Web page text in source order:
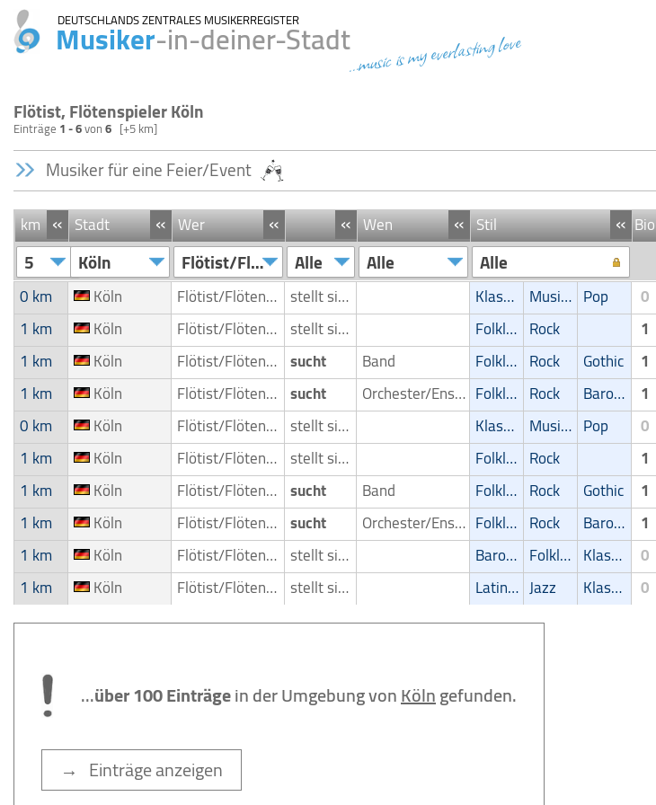
DEUTSCHLANDS ZENTRALES MUSIKERREGISTER
Musiker-in-deiner-Stadt...music is my everlasting love
Flötist, Flötenspieler Köln
Einträge 1 - 6von6 [+5 km]
Musiker für eine Feier/Event
km « Stadt « Wer « « Wen « Stil « Bio
5 Köln Flötist/Flötenspieler Alle Alle Alle
0 km Köln Flötist/Flötenspieler stellt sich vor Klassik Musical Pop 0
1 km Köln Flötist/Flötenspieler stellt sich vor Folklore Rock 1
1 km Köln Flötist/Flötenspieler sucht Band Folklore Rock Gothic 1
1 km Köln Flötist/Flötenspieler sucht Orchester/Ensemble Folklore Rock Barock 1
0 km Köln Flötist/Flötenspieler stellt sich vor Klassik Musical Pop 0
1 km Köln Flötist/Flötenspieler stellt sich vor Folklore Rock 1
1 km Köln Flötist/Flötenspieler sucht Band Folklore Rock Gothic 1
1 km Köln Flötist/Flötenspieler sucht Orchester/Ensemble Folklore Rock Barock 1
1 km Köln Flötist/Flötenspieler stellt sich vor Barock Folklore Klassik 0
1 km Köln Flötist/Flötenspieler stellt sich vor Latin Musik Jazz Klassik 0
...über 100 Einträgein der Umgebung vonKölngefunden.
→ Einträge anzeigen